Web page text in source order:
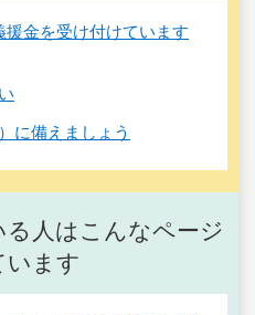
金を受け付けています
に備えましょう
人はこんなページ
います